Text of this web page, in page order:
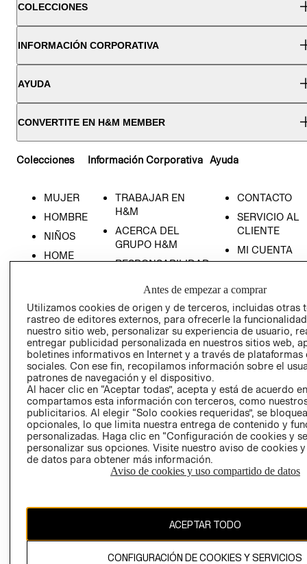
COLECCIONES
INFORMACIÓN CORPORATIVA
AYUDA
CONVERTITE EN H&M MEMBER
Colecciones
MUJER
HOMBRE
NIÑOS
HOME
Información Corporativa
TRABAJAR EN
H&M
ACERCA DEL
GRUPO H&M
RESPONSABILIDAD
PRENSA
RELACIÓN CON
INVERSIONISTAS
POLÍTICA
EMPRESARIAL
Ayuda
CONTACTO
SERVICIO AL
CLIENTE
MI CUENTA
- RETIRO EN
TIENDA
TÉRMINOS Y
CONDICIONES
PRIVACIDAD
GIFT CARD
AVISO DE
COOKIES
Uruguay ($U)
Antes de empezar a comprar
Utilizamos cookies de origen y de terceros, incluidas otras
rastreo de editores externos, para ofrecerle la
nuestro sitio web, personalizar su experiencia de usuario,
entregar publicidad personalizada en nuestros sitios web,
boletines informativos en Internet y a través de plataformas
sociales. Con ese fin, recopilamos información sobre el
patrones de navegación y el dispositivo.
Al hacer clic en “Aceptar todas”, acepta y está de acuerdo
compartamos esta información con terceros, como
publicitarios. Al elegir “Solo cookies requeridas”, se
opcionales, lo que limita nuestra entrega de contenido y
personalizadas. Haga clic en “Configuración de cookies y
personalizar sus opciones. Visite nuestro aviso de cookies
de datos para obtener más información.
Aviso de cookies y uso compartido de datos
ACEPTAR TODO
CONFIGURACIÓN DE COOKIES Y SERVICIOS